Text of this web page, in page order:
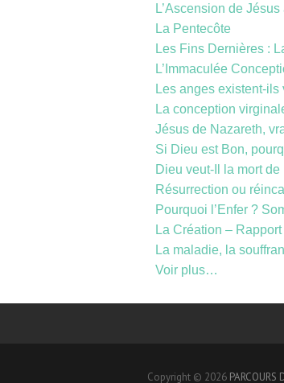
L’Ascension de Jésus
La Pentecôte
Les Fins Dernières :
L’Immaculée
Les anges existent-
La conception
Jésus de Nazareth,
Si Dieu est Bon,
Dieu veut-Il la mort de
Résurrection ou
Pourquoi l’Enfer ?
La Création –
La maladie, la
Voir plus…
Copyright © 2026 PARCOURS